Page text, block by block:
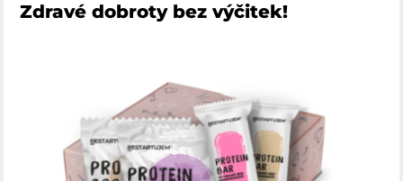
Zdravé dobroty bez výčitek!